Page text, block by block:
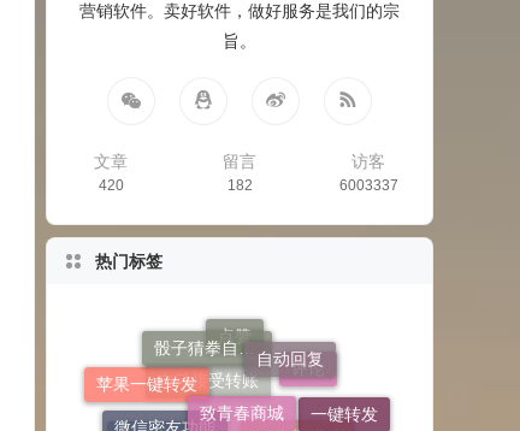
营销软件。卖好软件，做好服务是我们的宗
旨。
文章
420
留言
182
访客
6003337
热门标签
点赞
苹果一键转发
骰子猜拳自定义 自动回复
一键转发
微信密友功能
致青春商城
密友
全球虚拟定位